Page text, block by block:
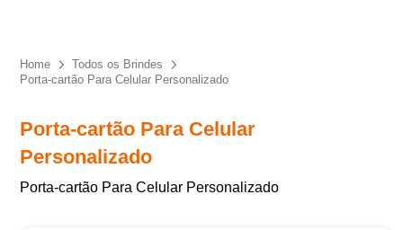
Home
Todos os Brindes
Porta-cartão Para Celular Personalizado
Porta-cartão Para Celular
Personalizado
Porta-cartão Para Celular Personalizado
sua privacidade, utilizaremos seus dados apenas para fins
de marketing. Você pode alterar suas preferências a
qualquer momento.